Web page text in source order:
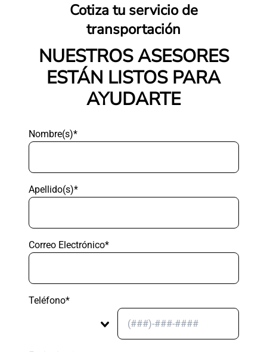
Cotiza tu servicio de
transportación
NUESTROS ASESORES
ESTÁN LISTOS PARA
AYUDARTE
Nombre(s)*
Apellido(s)*
Correo Electrónico*
Teléfono*